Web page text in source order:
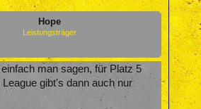
Hope
Leistungsträger
man sagen, für Platz 5
gibt's dann auch nur